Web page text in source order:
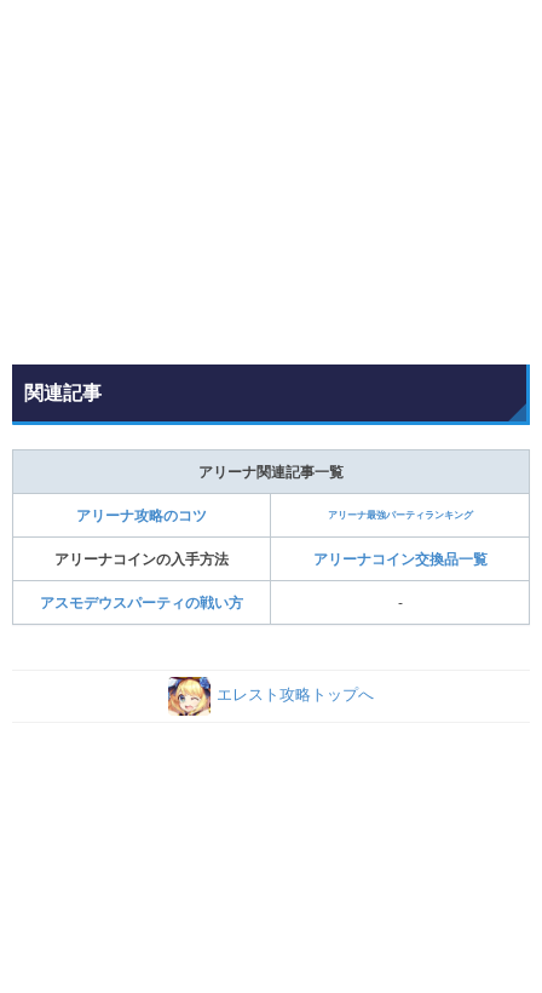
関連記事
アリーナ関連記事一覧
アリーナ攻略のコツ アリーナ最強パーティランキング
アリーナコインの入手方法 アリーナコイン交換品一覧
アスモデウスパーティの戦い方 -
エレスト攻略トップへ